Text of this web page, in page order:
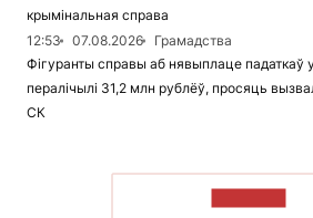
крымінальная справа
12:53
07.08.2026
Грамадства
Фігуранты справы аб нявыплаце падаткаў
пералічылі 31,2 млн рублёў, просяць
СК